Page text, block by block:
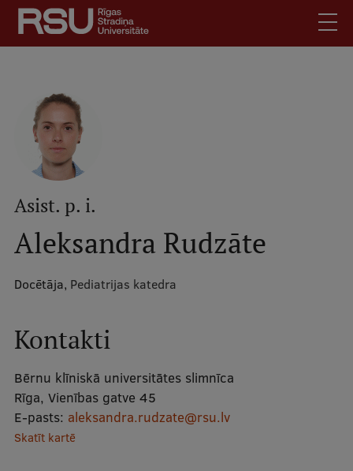
Pārlekt
galveno
saturu
Latviski
Meklēt Mobile
augšējā
izvēlne
Skolēniem
Studentiem
Darbiniekiem
Darba devējiem
Mobile
galvenā
izvēlne
Studiju iespējas
Asist. p. i.
Aleksandra Rudzāte
Docētāja, Pediatrijas katedra
Kontakti
Bērnu klīniskā universitātes slimnīca
Rīga, Vienības gatve 45
E-pasts: aleksandra.rudzate@rsu.lv
Skatīt kartē